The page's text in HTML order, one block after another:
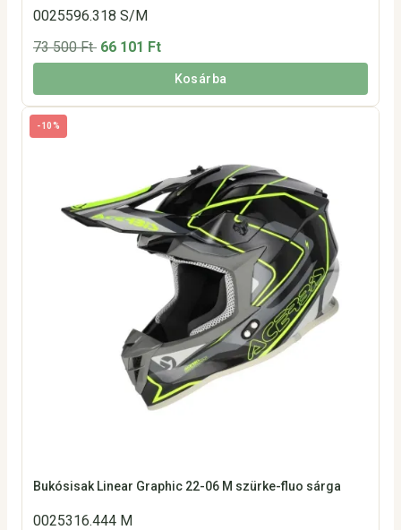
0025596.318 S/M
73 500 Ft 66 101 Ft
Kosárba
-10%
Bukósisak Linear Graphic 22-06 M szürke-fluo sárga
0025316.444 M